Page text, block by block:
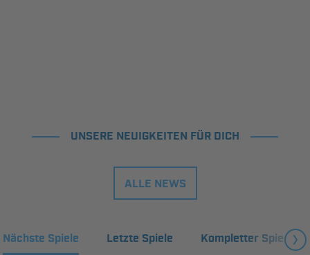
UNSERE NEUIGKEITEN FÜR DICH
ALLE NEWS
Nächste Spiele Letzte Spiele Kompletter Spielplan